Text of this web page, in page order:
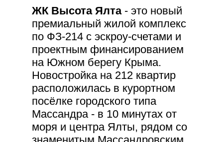
ЖК Высота Ялта - это новый
премиальный жилой комплекс
по ФЗ-214 с эскроу-счетами и
проектным финансированием
на Южном берегу Крыма.
Новостройка на 212 квартир
расположилась в курортном
посёлке городского типа
Массандра - в 10 минутах от
моря и центра Ялты, рядом со